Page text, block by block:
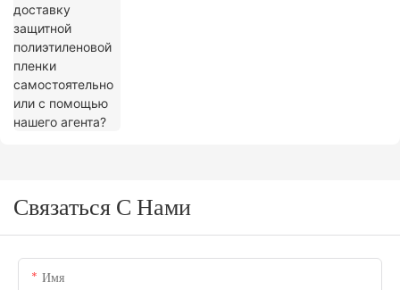
Связаться С Нами
Имя